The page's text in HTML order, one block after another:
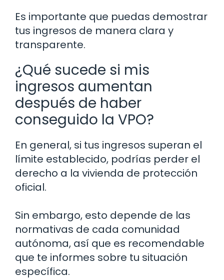
Es importante que puedas demostrar
tus ingresos de manera clara y
transparente.
¿Qué sucede si mis
ingresos aumentan
después de haber
conseguido la VPO?
En general, si tus ingresos superan el
límite establecido, podrías perder el
derecho a la vivienda de protección
oficial.
Sin embargo, esto depende de las
normativas de cada comunidad
autónoma, así que es recomendable
que te informes sobre tu situación
específica.